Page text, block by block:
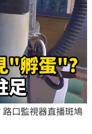
路口監視器直播斑鳩